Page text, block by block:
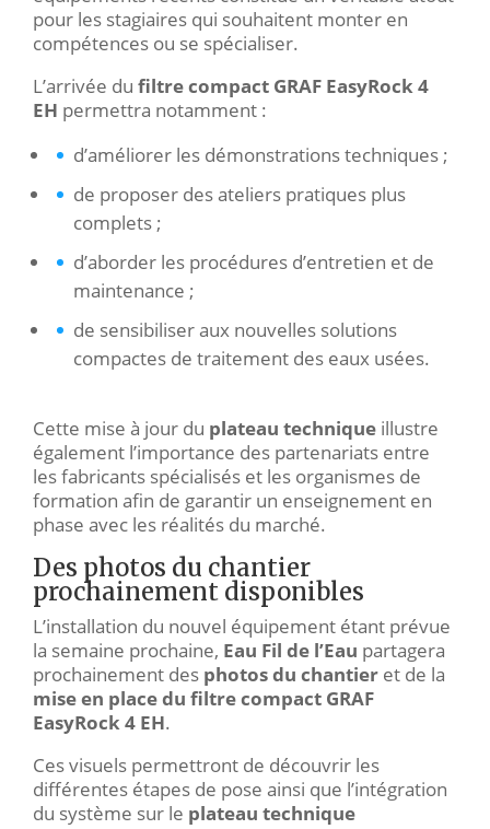
pour les stagiaires qui souhaitent monter en
compétences ou se spécialiser.
L’arrivée du filtre compact GRAF EasyRock 4
EH permettra notamment :
d’améliorer les démonstrations techniques ;
de proposer des ateliers pratiques plus
complets ;
d’aborder les procédures d’entretien et de
maintenance ;
de sensibiliser aux nouvelles solutions
compactes de traitement des eaux usées.
Cette mise à jour du plateau technique illustre
également l’importance des partenariats entre
les fabricants spécialisés et les organismes de
formation afin de garantir un enseignement en
phase avec les réalités du marché.
Des photos du chantier
prochainement disponibles
L’installation du nouvel équipement étant prévue
la semaine prochaine, Eau Fil de l’Eau partagera
prochainement des photos du chantier et de la
mise en place du filtre compact GRAF
EasyRock 4 EH.
Ces visuels permettront de découvrir les
différentes étapes de pose ainsi que l’intégration
du système sur le plateau technique